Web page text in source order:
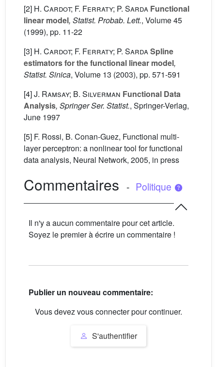
[2] H. Cardot; F. Ferraty; P. Sarda Functional
linear model, Statist. Probab. Lett., Volume 45
(1999), pp. 11-22
[3] H. Cardot; F. Ferraty; P. SardaSpline
estimators for the functional linear model,
Statist. Sinica, Volume 13 (2003), pp. 571-591
[4]J. Ramsay; B. Silverman Functional Data
Analysis, Springer Ser. Statist., Springer-Verlag,
June 1997
[5] F. Rossi, B. Conan-Guez, Functional multi-
layer perceptron: a nonlinear tool for functional
data analysis, Neural Network, 2005, in press
Commentaires - Politique
Il n'y a aucun commentaire pour cet article.
Soyez le premier à écrire un commentaire !
Publier un nouveau commentaire:
Vous devez vous connecter pour continuer.
S'authentifier